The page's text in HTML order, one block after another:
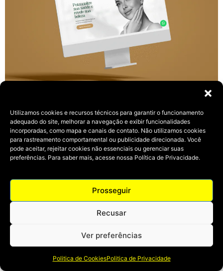
Utilizamos cookies e recursos técnicos para garantir o funcionamento
adequado do site, melhorar a navegação e exibir funcionalidades
incorporadas, como mapa e canais de contato. Não utilizamos cookies
para rastreamento comportamental ou publicidade direcionada. Você
pode aceitar, rejeitar cookies não essenciais ou gerenciar suas
preferências. Para saber mais, acesse nossa Política de Privacidade.
Prosseguir
Recusar
Ver preferências
Politica de CookiesPolitica de Privacidade
© 2024 Todos os direitos reservados | Desenvolvido por
Agrabah Publicidade.